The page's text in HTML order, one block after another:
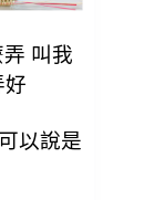
叫我
好
以說是